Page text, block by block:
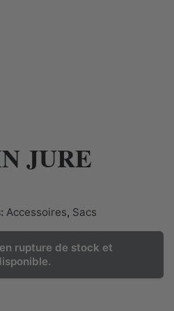
JURE
Accessoires, Sacs
rupture de stock et